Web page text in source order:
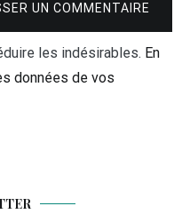
UN COMMENTAIRE
les indésirables. En
données de vos